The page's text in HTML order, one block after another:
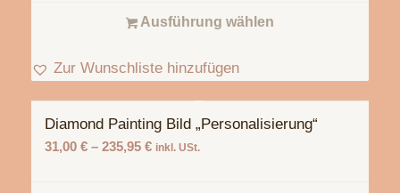
Ausführung wählen
Zur Wunschliste hinzufügen
Diamond Painting Bild „Personalisierung“
31,00 €– 235,95 € inkl. USt.